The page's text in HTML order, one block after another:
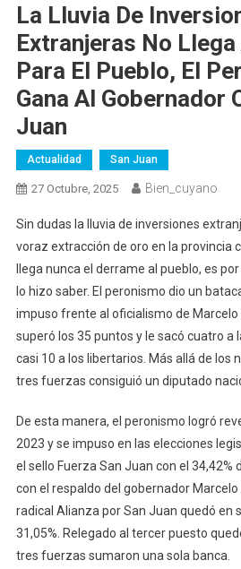
La Lluvia De
Extranjeras No
Para El Pueblo, El
Gana Al Gobernador
Juan
Actualidad San Juan
27 Octubre, 2025 Bien_cuyano
Sin dudas la lluvia de inversiones
voraz extracción de oro en la provincia
llega nunca el derrame al pueblo, es
lo hizo saber. El peronismo dio un
impuso frente al oficialismo de Marcelo
superó los 35 puntos y le sacó cuatro a
casi 10 a los libertarios. Más allá de los
tres fuerzas consiguió un diputado
De esta manera, el peronismo logró
2023 y se impuso en las elecciones
el sello Fuerza San Juan con el 34,42%
con el respaldo del gobernador Marcelo
radical Alianza por San Juan quedó en
31,05%. Relegado al tercer puesto
tres fuerzas sumaron una sola banca.